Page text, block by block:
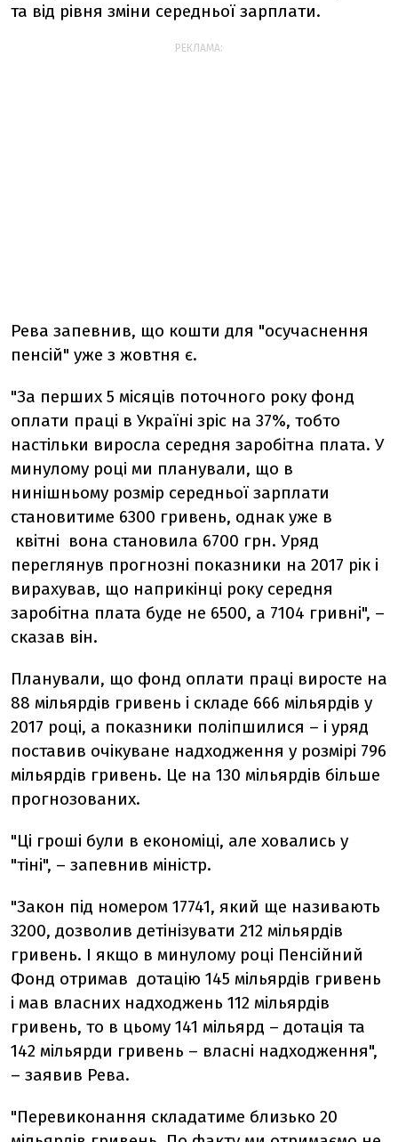
та від рівня зміни середньої зарплати.
РЕКЛАМА:
Рева запевнив, що кошти для "осучаснення
пенсій" уже з жовтня є.
"За перших 5 місяців поточного року фонд
оплати праці в Україні зріс на 37%, тобто
настільки виросла середня заробітна плата. У
минулому році ми планували, що в
нинішньому розмір середньої зарплати
становитиме 6300 гривень, однак уже в
квітні вона становила 6700 грн. Уряд
переглянув прогнозні показники на 2017 рік і
вирахував, що наприкінці року середня
заробітна плата буде не 6500, а 7104 гривні", –
сказав він.
Планували, що фонд оплати праці виросте на
88 мільярдів гривень і складе 666 мільярдів у
2017 році, а показники поліпшилися – і уряд
поставив очікуване надходження у розмірі 796
мільярдів гривень. Це на 130 мільярдів більше
прогнозованих.
"Ці гроші були в економіці, але ховались у
"тіні", – запевнив міністр.
"Закон під номером 17741, який ще називають
3200, дозволив детінізувати 212 мільярдів
гривень. І якщо в минулому році Пенсійний
Фонд отримав дотацію 145 мільярдів гривень
і мав власних надходжень 112 мільярдів
гривень, то в цьому 141 мільярд – дотація та
142 мільярди гривень – власні надходження",
– заявив Рева.
"Перевиконання складатиме близько 20